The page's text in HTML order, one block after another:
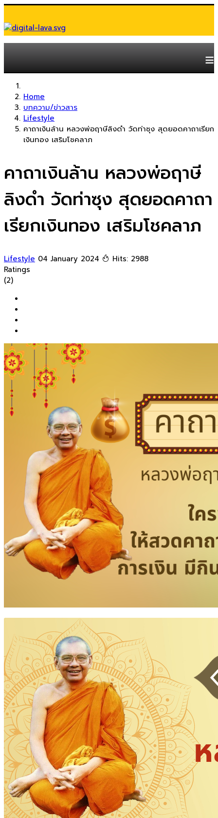
≡
Home
บทความ/ข่าวสาร
Lifestyle
คาถาเงินล้าน หลวงพ่อฤาษีลิงดำ วัดท่าซุง สุดยอดคาถาเรียก
เงินทอง เสริมโชคลาภ
คาถาเงินล้าน หลวงพ่อฤาษี
ลิงดำ วัดท่าซุง สุดยอดคาถา
เรียกเงินทอง เสริมโชคลาภ
Lifestyle 04 January 2024
Hits: 2988
Ratings
(2)